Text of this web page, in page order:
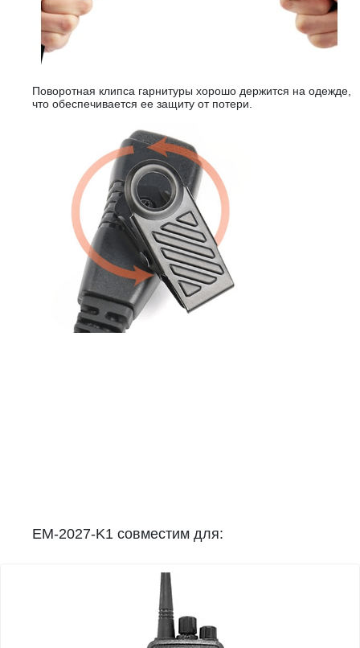
Поворотная клипса гарнитуры хорошо держится на одежде,
что обеспечивается ее защиту от потери.
EM-2027-K1 совместим для: